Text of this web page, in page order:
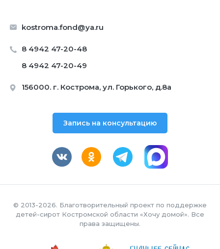
kostroma.fond@ya.ru
8 4942 47-20-48
8 4942 47-20-49
156000. г. Кострома, ул. Горького, д.8а
Запись на консультацию
© 2013-2026. Благотворительный проект по поддержке
детей-сирот Костромской области «Хочу домой». Все
права защищены.